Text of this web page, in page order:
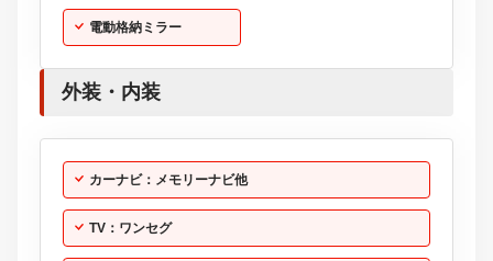
電動格納ミラー
外装・内装
カーナビ：メモリーナビ他
TV：ワンセグ